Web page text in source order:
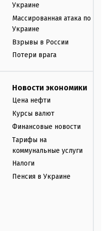
Украине
Массированная атака по
Украине
Взрывы в России
Потери врага
Новости экономики
Цена нефти
Курсы валют
Финансовые новости
Тарифы на
коммунальные услуги
Налоги
Пенсия в Украине